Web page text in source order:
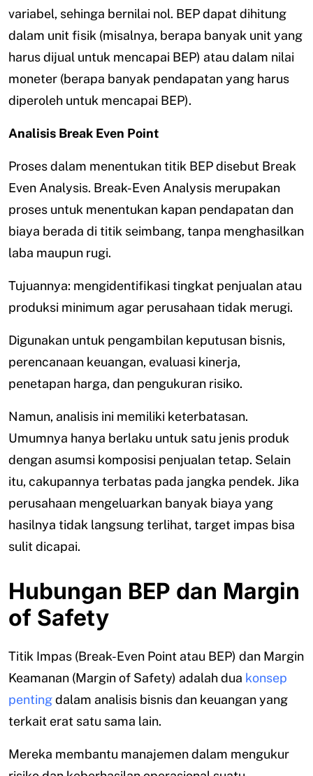
variabel, sehinga bernilai nol. BEP dapat dihitung
dalam unit fisik (misalnya, berapa banyak unit yang
harus dijual untuk mencapai BEP) atau dalam nilai
moneter (berapa banyak pendapatan yang harus
diperoleh untuk mencapai BEP).
Analisis Break Even Point
Proses dalam menentukan titik BEP disebut Break
Even Analysis. Break-Even Analysis merupakan
proses untuk menentukan kapan pendapatan dan
biaya berada di titik seimbang, tanpa menghasilkan
laba maupun rugi.
Tujuannya: mengidentifikasi tingkat penjualan atau
produksi minimum agar perusahaan tidak merugi.
Digunakan untuk pengambilan keputusan bisnis,
perencanaan keuangan, evaluasi kinerja,
penetapan harga, dan pengukuran risiko.
Namun, analisis ini memiliki keterbatasan.
Umumnya hanya berlaku untuk satu jenis produk
dengan asumsi komposisi penjualan tetap. Selain
itu, cakupannya terbatas pada jangka pendek. Jika
perusahaan mengeluarkan banyak biaya yang
hasilnya tidak langsung terlihat, target impas bisa
sulit dicapai.
Hubungan BEP dan Margin
of Safety
Titik Impas (Break-Even Point atau BEP) dan Margin
Keamanan (Margin of Safety) adalah dua konsep
pentingdalam analisis bisnis dan keuangan yang
terkait erat satu sama lain.
Mereka membantu manajemen dalam mengukur